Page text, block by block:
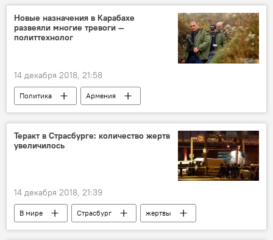
государство
мастер
решение
Новости Армения
инвесторы
Новые назначения в Карабахе
развеяли многие тревоги —
политтехнолог
14 декабря 2018, 21:58
Политика
Армения
Нагорный Карабах
эксперт
Теракт в Страсбурге: количество жертв
увеличилось
14 декабря 2018, 21:39
В мире Страсбург
жертвы
мэр
город
стрельба